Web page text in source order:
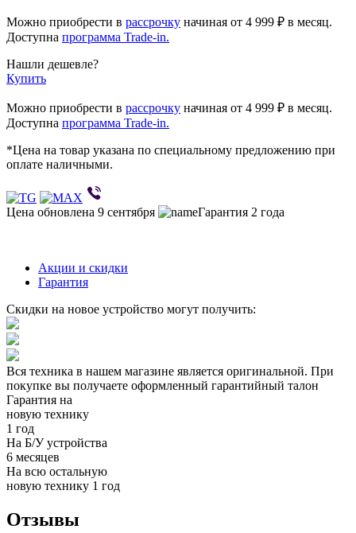
Можно приобрести в рассрочку начиная от 4 999 ₽ в месяц.
Доступна программа Trade-in.
Нашли дешевле?
Купить
Можно приобрести в рассрочку начиная от 4 999 ₽ в месяц.
Доступна программа Trade-in.
*Цена на товар указана по специальному предложению при
оплате наличными.
Цена обновлена 9 сентября Гарантия 2 года
Акции и скидки
Гарантия
Скидки на новое устройство могут получить:
Вся техника в нашем магазине является оригинальной. При
покупке вы получаете оформленный гарантийный талон
Гарантия на
новую технику
1 год
На Б/У устройства
6 месяцев
На всю остальную
новую технику 1 год
Отзывы